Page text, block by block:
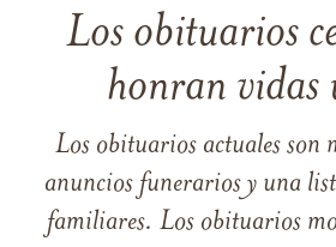
Los obituarios
honran vidas
Los obituarios actuales son
anuncios funerarios y una
familiares. Los obituarios